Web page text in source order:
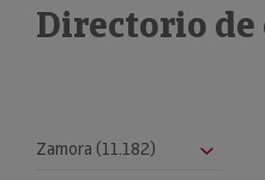
Directorio de